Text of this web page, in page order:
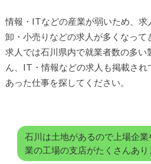
情報・ITなどの産業が弱いため、求
卸・小売りなどの求人が多くなって
求人では石川県内で就業者数の多い
ん、IT・情報などの求人も掲載され
あった仕事を探してください。
石川は土地があるので上場企業
業の工場の支店がたくさんあり